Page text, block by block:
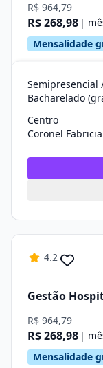
R$ 964,79
R$ 268,98 |
Mensalidade
Semipresencial
Bacharelado
Centro
Coronel
4.2
Gestão
R$ 964,79
R$ 268,98 |
Mensalidade